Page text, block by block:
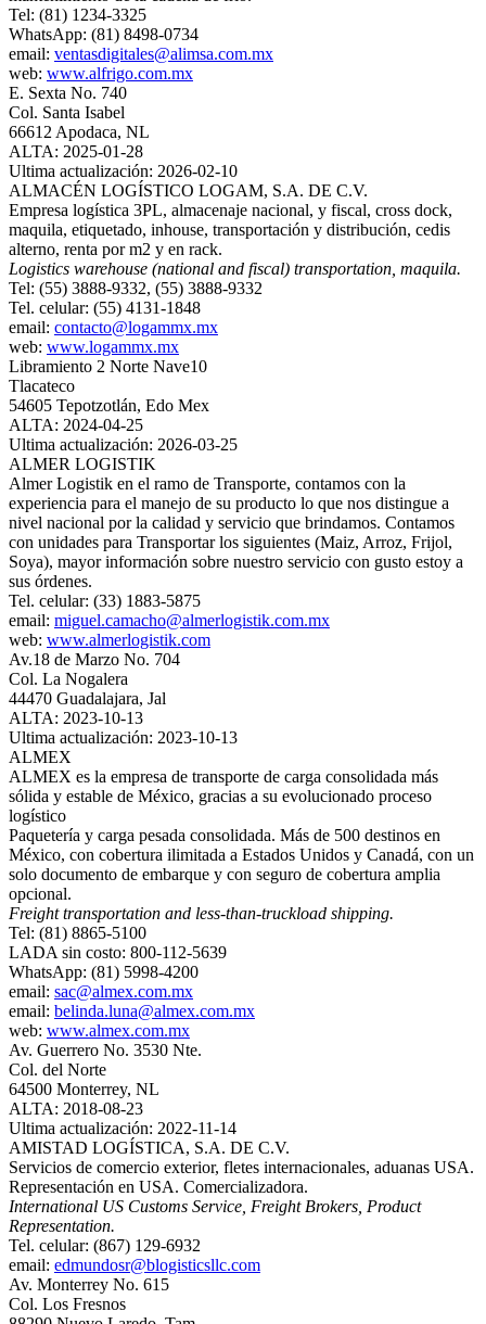
Tel: (81) 1234-3325
WhatsApp: (81) 8498-0734
email: ventasdigitales@alimsa.com.mx
web: www.alfrigo.com.mx
E. Sexta No. 740
Col. Santa Isabel
66612 Apodaca, NL
ALTA: 2025-01-28
Ultima actualización: 2026-02-10
ALMACÉN LOGÍSTICO LOGAM, S.A. DE C.V.
Empresa logística 3PL, almacenaje nacional, y fiscal, cross dock,
maquila, etiquetado, inhouse, transportación y distribución, cedis
alterno, renta por m2 y en rack.
Logistics warehouse (national and fiscal) transportation, maquila.
Tel: (55) 3888-9332, (55) 3888-9332
Tel. celular: (55) 4131-1848
email: contacto@logammx.mx
web: www.logammx.mx
Libramiento 2 Norte Nave10
Tlacateco
54605 Tepotzotlán, Edo Mex
ALTA: 2024-04-25
Ultima actualización: 2026-03-25
ALMER LOGISTIK
Almer Logistik en el ramo de Transporte, contamos con la
experiencia para el manejo de su producto lo que nos distingue a
nivel nacional por la calidad y servicio que brindamos. Contamos
con unidades para Transportar los siguientes (Maiz, Arroz, Frijol,
Soya), mayor información sobre nuestro servicio con gusto estoy a
sus órdenes.
Tel. celular: (33) 1883-5875
email: miguel.camacho@almerlogistik.com.mx
web: www.almerlogistik.com
Av.18 de Marzo No. 704
Col. La Nogalera
44470 Guadalajara, Jal
ALTA: 2023-10-13
Ultima actualización: 2023-10-13
ALMEX
ALMEX es la empresa de transporte de carga consolidada más
sólida y estable de México, gracias a su evolucionado proceso
logístico
Paquetería y carga pesada consolidada. Más de 500 destinos en
México, con cobertura ilimitada a Estados Unidos y Canadá, con un
solo documento de embarque y con seguro de cobertura amplia
opcional.
Freight transportation and less-than-truckload shipping.
Tel: (81) 8865-5100
LADA sin costo: 800-112-5639
WhatsApp: (81) 5998-4200
email: sac@almex.com.mx
email: belinda.luna@almex.com.mx
web: www.almex.com.mx
Av. Guerrero No. 3530 Nte.
Col. del Norte
64500 Monterrey, NL
ALTA: 2018-08-23
Ultima actualización: 2022-11-14
AMISTAD LOGÍSTICA, S.A. DE C.V.
Servicios de comercio exterior, fletes internacionales, aduanas USA.
Representación en USA. Comercializadora.
International US Customs Service, Freight Brokers, Product
Representation.
Tel. celular: (867) 129-6932
email: edmundosr@blogisticsllc.com
Av. Monterrey No. 615
Col. Los Fresnos